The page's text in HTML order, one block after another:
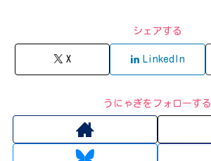
シェアする
X LinkedIn
うにゃぎをフォローする